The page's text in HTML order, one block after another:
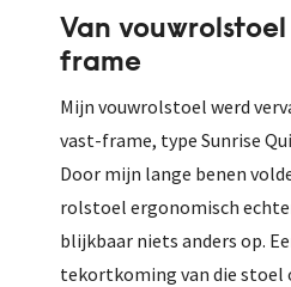
Van
frame
Mijn vouwrolstoel werd
vast-frame, type Sunrise
Door mijn lange benen
rolstoel ergonomisch
blijkbaar niets anders op.
tekortkoming van die stoel